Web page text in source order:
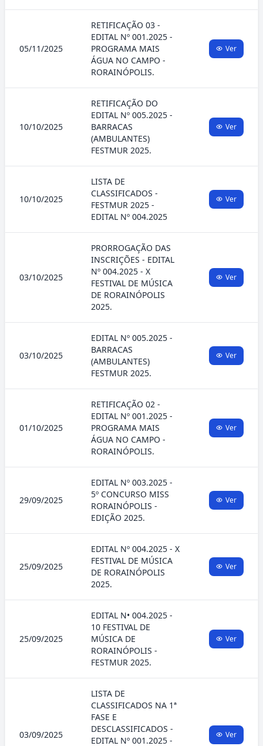
05/11/2025
RETIFICAÇÃO 03 -
EDITAL Nº 001.2025 -
PROGRAMA MAIS
ÁGUA NO CAMPO -
RORAINÓPOLIS.
Ver
10/10/2025
RETIFICAÇÃO DO
EDITAL Nº 005.2025 -
BARRACAS
(AMBULANTES)
FESTMUR 2025.
Ver
10/10/2025
LISTA DE
CLASSIFICADOS -
FESTMUR 2025 -
EDITAL Nº 004.2025
Ver
03/10/2025
PRORROGAÇÃO DAS
INSCRIÇÕES - EDITAL
Nº 004.2025 - X
FESTIVAL DE MÚSICA
DE RORAINÓPOLIS
2025.
Ver
03/10/2025
EDITAL Nº 005.2025 -
BARRACAS
(AMBULANTES)
FESTMUR 2025.
Ver
01/10/2025
RETIFICAÇÃO 02 -
EDITAL Nº 001.2025 -
PROGRAMA MAIS
ÁGUA NO CAMPO -
RORAINÓPOLIS.
Ver
29/09/2025
EDITAL Nº 003.2025 -
5º CONCURSO MISS
RORAINÓPOLIS -
EDIÇÃO 2025.
Ver
25/09/2025
EDITAL Nº 004.2025 - X
FESTIVAL DE MÚSICA
DE RORAINÓPOLIS
2025.
Ver
25/09/2025
EDITAL N• 004.2025 -
10 FESTIVAL DE
MÚSICA DE
RORAINÓPOLIS -
FESTMUR 2025.
Ver
03/09/2025
LISTA DE
CLASSIFICADOS NA 1ª
FASE E
DESCLASSIFICADOS -
EDITAL Nº 001.2025 -
Ver